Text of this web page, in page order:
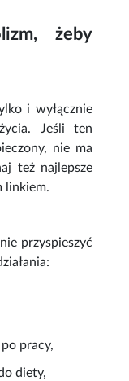
żeby
i wyłącznie
Jeśli ten
nie ma
też najlepsze
linkiem.
przyspieszyć
pracy,
diety,